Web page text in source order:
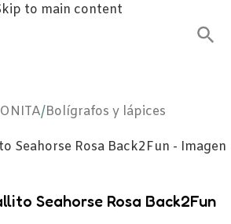
to main content
/Bolígrafos y lápices
Seahorse Rosa Back2Fun